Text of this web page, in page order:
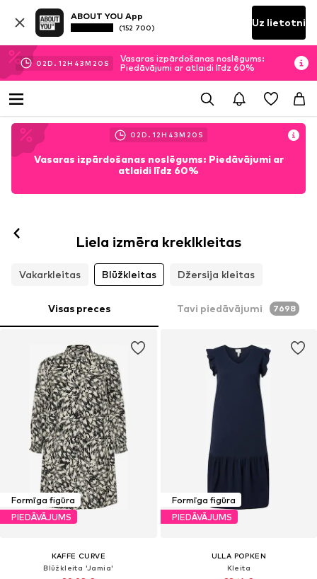
ABOUT YOU App
(152 700) Uz lietotni
02D. 12H 43M 18 S
Vasaras izpārdošanas noslēgums:
Piedāvājumi ar atlaidi līdz 60%
02D. 12H 43M 18 S
Vasaras izpārdošanas noslēgums: Piedāvājumi ar
atlaidi līdz 60%
Liela izmēra kreklkleitas
Vakarkleitas Blūžkleitas Džersija kleitas
Visas preces Tavi piedāvājumi 7698
Formīga figūra
PIEDĀVĀJUMS
KAFFE CURVE
Blūžkleita 'Jamia'
Formīga figūra
PIEDĀVĀJUMS
ULLA POPKEN
Kleita